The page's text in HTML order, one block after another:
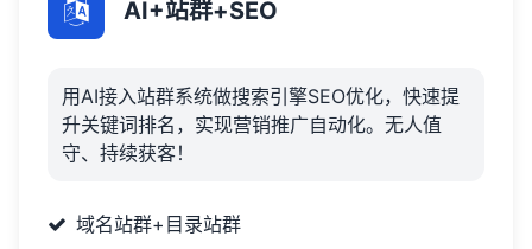
AI+站群+SEO
用AI接入站群系统做搜索引擎SEO优化，快速提
升关键词排名，实现营销推广自动化。无人值
守、持续获客！
域名站群+目录站群